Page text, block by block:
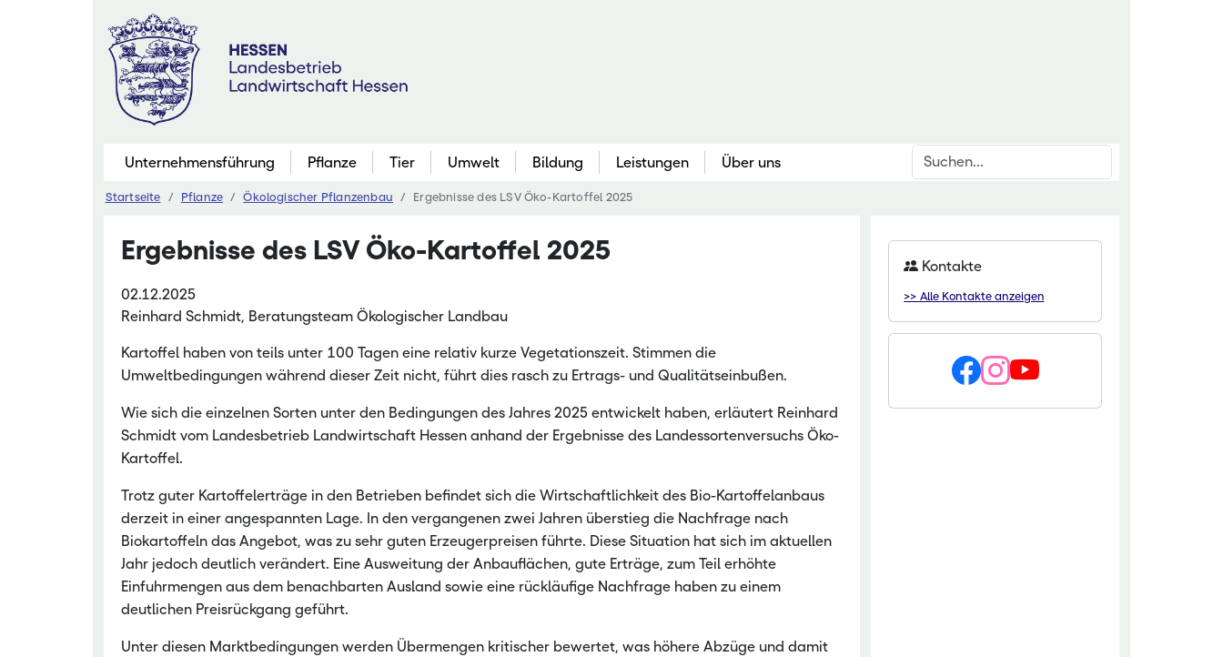
Inhalt
springen
Unternehmensführung Pflanze
Pflanzenbau
Marktfruchtbau
Futterbau
Eiweißinitiative
Ökologischer Pflanzenbau
Nachwachsende Rohstoffe
Gartenbau
Gemüsebau & Kräuter
Freizeitgartenbau & Öffentl. Grün
Boden & Düngung
Agroforstsysteme
Tier Umwelt Bildung
Berufliche Bildung
Berufliche Erstausbildung
Akademie für den ländlichen Raum
Bieneninstitut Kirchhain
Bildungsseminar Rauischholzhausen
Hessische Gartenakademie
Kompetenzzentrum HessenRohstoffe (HeRo)
Landgestüt Dillenburg
Landwirtschaftliche Fachschulen
Leistungen Über uns Suchen
Startseite Pflanze Ökologischer Pflanzenbau Ergebnisse des LSV Öko-Kartoffel 2025
Ergebnisse des LSV Öko-Kartoffel 2025
02.12.2025
Reinhard Schmidt, Beratungsteam Ökologischer Landbau
Kartoffel haben von teils unter 100 Tagen eine relativ kurze Vegetationszeit. Stimmen die
Umweltbedingungen während dieser Zeit nicht, führt dies rasch zu Ertrags- und Qualitätseinbußen.
Wie sich die einzelnen Sorten unter den Bedingungen des Jahres 2025 entwickelt haben, erläutert Reinhard
Schmidt vom Landesbetrieb Landwirtschaft Hessen anhand der Ergebnisse des Landessortenversuchs Öko-
Kartoffel.
Trotz guter Kartoffelerträge in den Betrieben befindet sich die Wirtschaftlichkeit des Bio-Kartoffelanbaus
derzeit in einer angespannten Lage. In den vergangenen zwei Jahren überstieg die Nachfrage nach
Biokartoffeln das Angebot, was zu sehr guten Erzeugerpreisen führte. Diese Situation hat sich im aktuellen
Jahr jedoch deutlich verändert. Eine Ausweitung der Anbauflächen, gute Erträge, zum Teil erhöhte
Einfuhrmengen aus dem benachbarten Ausland sowie eine rückläufige Nachfrage haben zu einem
deutlichen Preisrückgang geführt.
Unter diesen Marktbedingungen werden Übermengen kritischer bewertet, was höhere Abzüge und damit
Kontakte
>> Alle Kontakte anzeigen